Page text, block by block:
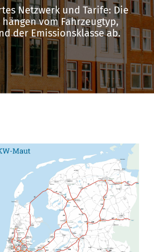
Netzwerk und Tarife: Die
vom Fahrzeugtyp,
der Emissionsklasse ab.